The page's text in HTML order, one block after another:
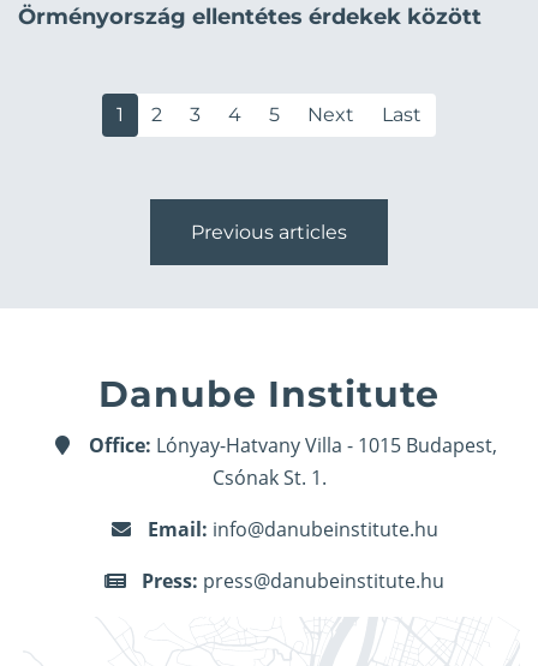
Örményország ellentétes érdekek között
1 2 3 4 5 Next Last
Previous articles
Danube Institute
Office: Lónyay-Hatvany Villa - 1015 Budapest,
Csónak St. 1.
Email: info@danubeinstitute.hu
Press: press@danubeinstitute.hu